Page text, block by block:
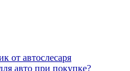
от автослесаря
авто при покупке?